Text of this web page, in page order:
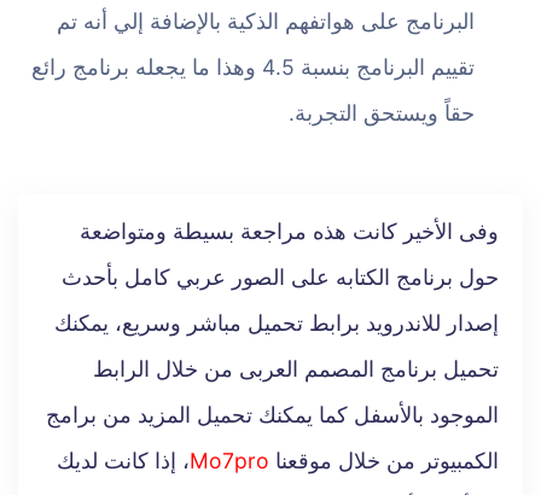
البرنامج على هواتفهم الذكية بالإضافة إلي أنه تم
تقييم البرنامج بنسبة 4.5 وهذا ما يجعله برنامج رائع
حقاً ويستحق التجربة.
وفى الأخير كانت هذه مراجعة بسيطة ومتواضعة
حول برنامج الكتابه على الصور عربي كامل بأحدث
إصدار للاندرويد برابط تحميل مباشر وسريع، يمكنك
تحميل برنامج المصمم العربى من خلال الرابط
الموجود بالأسفل كما يمكنك تحميل المزيد من برامج
الكمبيوتر من خلال موقعنا Mo7pro، إذا كانت لديك